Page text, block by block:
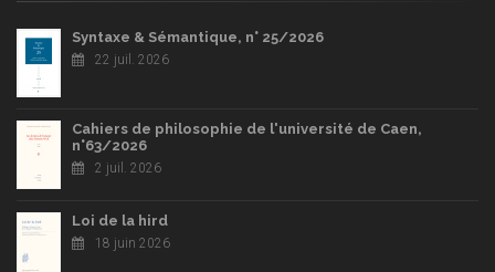
Syntaxe & Sémantique, n° 25/2026
22 juil. 2026
Cahiers de philosophie de l'université de Caen,
n°63/2026
2 juil. 2026
Loi de la hird
18 juin 2026